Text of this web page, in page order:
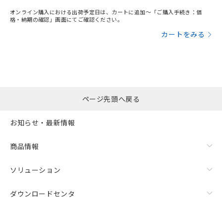
オンライン購入における出荷予定日は、カートに追加～「ご購入手続き：価
格・納期の確認」画面にてご確認ください。
カートをみる
ページ先頭へ戻る
お知らせ・最新情報
商品情報
ソリューション
ダウンロードセンタ